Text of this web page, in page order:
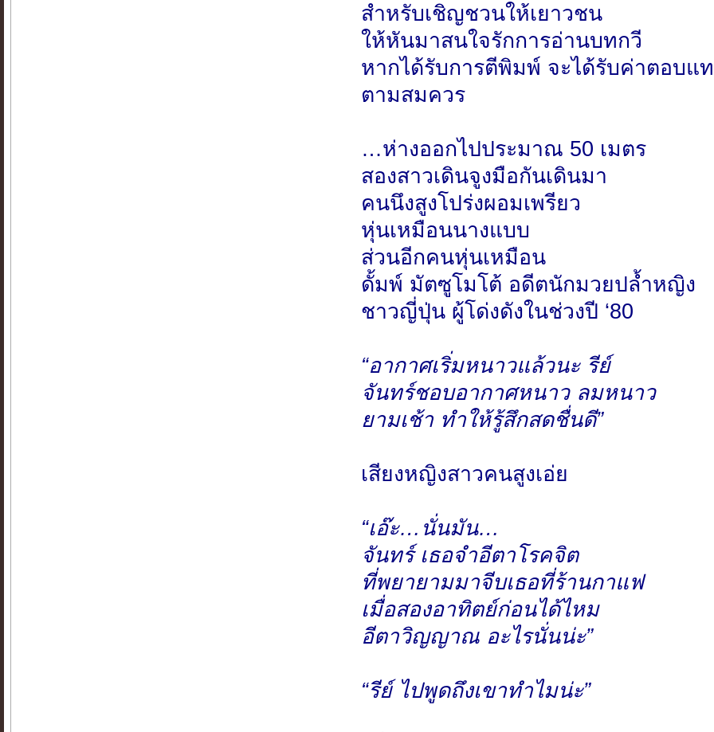
สำหรับเชิญชวนให้เยาวชน
ให้หันมาสนใจรักการอ่านบทกวี
หากได้รับการตีพิมพ์ จะได้รับค่าตอบแ
ตามสมควร
…ห่างออกไปประมาณ 50 เมตร
สองสาวเดินจูงมือกันเดินมา
คนนึงสูงโปร่งผอมเพรียว
หุ่นเหมือนนางแบบ
ส่วนอีกคนหุ่นเหมือน
ดั้มพ์ มัตซูโมโต้ อดีตนักมวยปล้ำหญิง
ชาวญี่ปุ่น ผู้โด่งดังในช่วงปี ‘80
“อากาศเริ่มหนาวแล้วนะ รีย์
จันทร์ชอบอากาศหนาว ลมหนาว
ยามเช้า ทำให้รู้สึกสดชื่นดี”
เสียงหญิงสาวคนสูงเอ่ย
“เอ๊ะ…นั่นมัน…
จันทร์ เธอจำอีตาโรคจิต
ที่พยายามมาจีบเธอที่ร้านกาแฟ
เมื่อสองอาทิตย์ก่อนได้ไหม
อีตาวิญญาณ อะไรนั่นน่ะ”
“รีย์ ไปพูดถึงเขาทำไมน่ะ”